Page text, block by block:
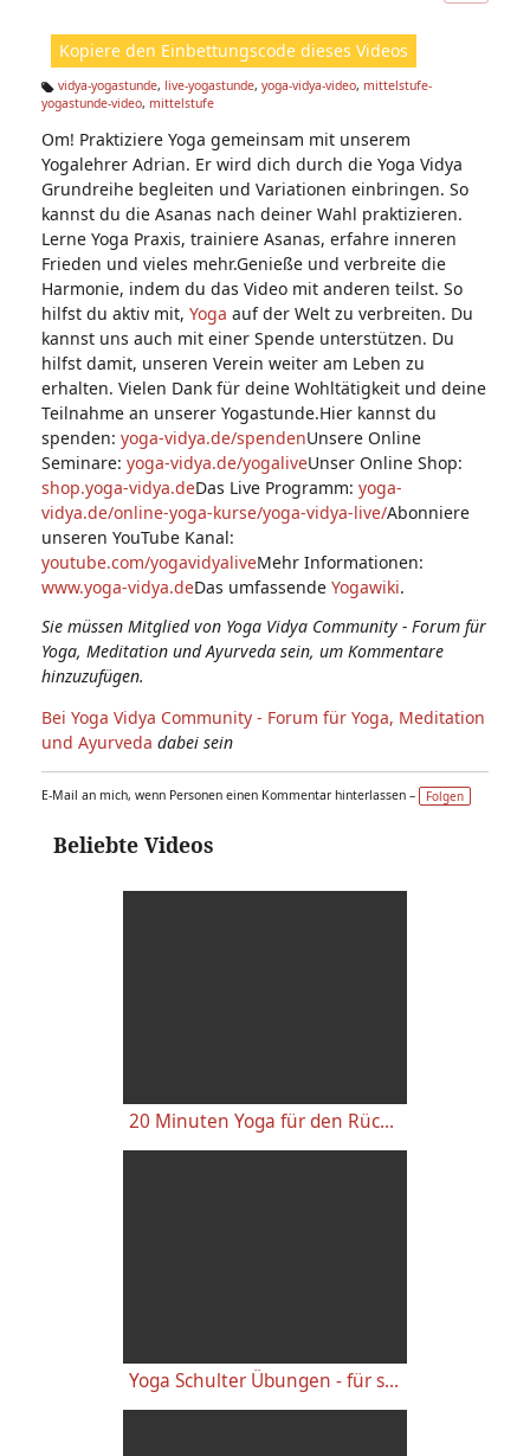
ic
Kopiere den Einbettungscode dieses Videos
Ta
s:
vidya-yogastunde, live-yogastunde, yoga-vidya-video, mittelstufe-
yogastunde-video, mittelstufe
Om! Praktiziere Yoga gemeinsam mit unserem
Yogalehrer Adrian. Er wird dich durch die Yoga Vidya
Grundreihe begleiten und Variationen einbringen. So
kannst du die Asanas nach deiner Wahl praktizieren.
Lerne Yoga Praxis, trainiere Asanas, erfahre inneren
Frieden und vieles mehr.Genieße und verbreite die
Harmonie, indem du das Video mit anderen teilst. So
hilfst du aktiv mit, Yoga auf der Welt zu verbreiten. Du
kannst uns auch mit einer Spende unterstützen. Du
hilfst damit, unseren Verein weiter am Leben zu
erhalten. Vielen Dank für deine Wohltätigkeit und deine
Teilnahme an unserer Yogastunde.Hier kannst du
spenden: yoga-vidya.de/spendenUnsere Online
Seminare: yoga-vidya.de/yogaliveUnser Online Shop:
shop.yoga-vidya.deDas Live Programm: yoga-
vidya.de/online-yoga-kurse/yoga-vidya-live/Abonniere
unseren YouTube Kanal:
youtube.com/yogavidyaliveMehr Informationen:
www.yoga-vidya.deDas umfassende Yogawiki.
Sie müssen Mitglied von Yoga Vidya Community - Forum für
Yoga, Meditation und Ayurveda sein, um Kommentare
hinzuzufügen.
Bei Yoga Vidya Community - Forum für Yoga, Meditation
und Ayurveda dabei sein
E-Mail an mich, wenn Personen einen Kommentar hinterlassen – Folgen
Beliebte Videos
20 Minuten Yoga für den Rücken - Anfänger-Level
Yoga Schulter Übungen - für starke gesunde Schultern, gegen Schulterschmerzen